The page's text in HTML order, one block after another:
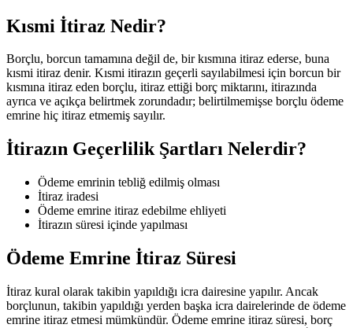
Kısmi İtiraz Nedir?
Borçlu, borcun tamamına değil de, bir kısmına itiraz ederse, buna
kısmi itiraz denir. Kısmi itirazın geçerli sayılabilmesi için borcun bir
kısmına itiraz eden borçlu, itiraz ettiği borç miktarını, itirazında
ayrıca ve açıkça belirtmek zorundadır; belirtilmemişse borçlu ödeme
emrine hiç itiraz etmemiş sayılır.
İtirazın Geçerlilik Şartları Nelerdir?
Ödeme emrinin tebliğ edilmiş olması
İtiraz iradesi
Ödeme emrine itiraz edebilme ehliyeti
İtirazın süresi içinde yapılması
Ödeme Emrine İtiraz Süresi
İtiraz kural olarak takibin yapıldığı icra dairesine yapılır. Ancak
borçlunun, takibin yapıldığı yerden başka icra dairelerinde de ödeme
emrine itiraz etmesi mümkündür. Ödeme emrine itiraz süresi, borç